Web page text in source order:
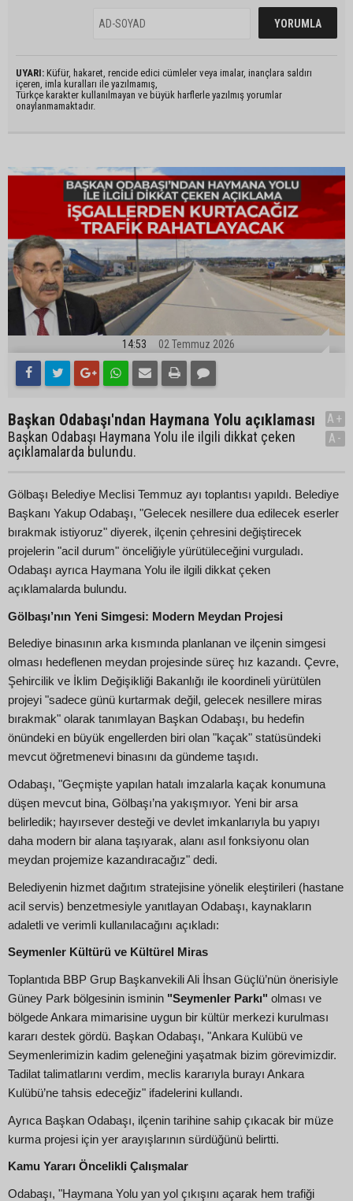
UYARI: Küfür, hakaret, rencide edici cümleler veya imalar, inançlara saldırı
içeren, imla kuralları ile yazılmamış,
Türkçe karakter kullanılmayan ve büyük harflerle yazılmış yorumlar
onaylanmamaktadır.
14:53 02 Temmuz 2026
Başkan Odabaşı'ndan Haymana Yolu açıklaması
Başkan Odabaşı Haymana Yolu ile ilgili dikkat çeken
açıklamalarda bulundu.
A+
A-
Gölbaşı Belediye Meclisi Temmuz ayı toplantısı yapıldı. Belediye
Başkanı Yakup Odabaşı, "Gelecek nesillere dua edilecek eserler
bırakmak istiyoruz" diyerek, ilçenin çehresini değiştirecek
projelerin "acil durum" önceliğiyle yürütüleceğini vurguladı.
Odabaşı ayrıca Haymana Yolu ile ilgili dikkat çeken
açıklamalarda bulundu.
Gölbaşı’nın Yeni Simgesi: Modern Meydan Projesi
Belediye binasının arka kısmında planlanan ve ilçenin simgesi
olması hedeflenen meydan projesinde süreç hız kazandı. Çevre,
Şehircilik ve İklim Değişikliği Bakanlığı ile koordineli yürütülen
projeyi "sadece günü kurtarmak değil, gelecek nesillere miras
bırakmak" olarak tanımlayan Başkan Odabaşı, bu hedefin
önündeki en büyük engellerden biri olan "kaçak" statüsündeki
mevcut öğretmenevi binasını da gündeme taşıdı.
Odabaşı, "Geçmişte yapılan hatalı imzalarla kaçak konumuna
düşen mevcut bina, Gölbaşı’na yakışmıyor. Yeni bir arsa
belirledik; hayırsever desteği ve devlet imkanlarıyla bu yapıyı
daha modern bir alana taşıyarak, alanı asıl fonksiyonu olan
meydan projemize kazandıracağız" dedi.
Belediyenin hizmet dağıtım stratejisine yönelik eleştirileri (hastane
acil servis) benzetmesiyle yanıtlayan Odabaşı, kaynakların
adaletli ve verimli kullanılacağını açıkladı:
Seymenler Kültürü ve Kültürel Miras
Toplantıda BBP Grup Başkanvekili Ali İhsan Güçlü’nün önerisiyle
Güney Park bölgesinin isminin "Seymenler Parkı" olması ve
bölgede Ankara mimarisine uygun bir kültür merkezi kurulması
kararı destek gördü. Başkan Odabaşı, "Ankara Kulübü ve
Seymenlerimizin kadim geleneğini yaşatmak bizim görevimizdir.
Tadilat talimatlarını verdim, meclis kararıyla burayı Ankara
Kulübü’ne tahsis edeceğiz" ifadelerini kullandı.
Ayrıca Başkan Odabaşı, ilçenin tarihine sahip çıkacak bir müze
kurma projesi için yer arayışlarının sürdüğünü belirtti.
Kamu Yararı Öncelikli Çalışmalar
Odabaşı, "Haymana Yolu yan yol çıkışını açarak hem trafiği